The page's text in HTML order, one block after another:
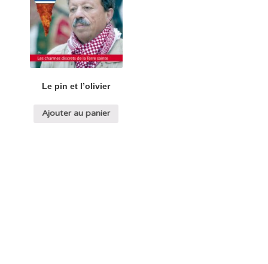
Le pin et l’olivier
Ajouter au panier